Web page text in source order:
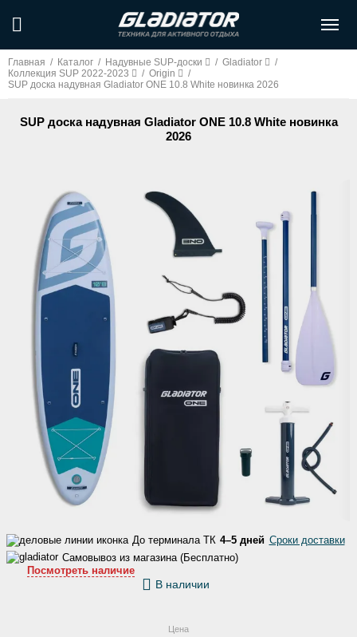
Главная / Каталог / Надувные SUP-доски / Gladiator
/
Коллекция SUP 2022-2023
/ Origin
/
SUP доска надувная Gladiator ONE 10.8 White новинка 2026
SUP доска надувная Gladiator ONE 10.8 White новинка
2026
До терминала ТК 4–5 дней Сроки доставки
Самовывоз из магазина (Бесплатно)
Посмотреть наличие
В наличии
Цена